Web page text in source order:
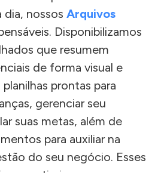
dia, nossos Arquivos
Disponibilizamos
que resumem
de forma visual e
prontas para
gerenciar seu
suas metas, além de
para auxiliar na
do seu negócio. Esses